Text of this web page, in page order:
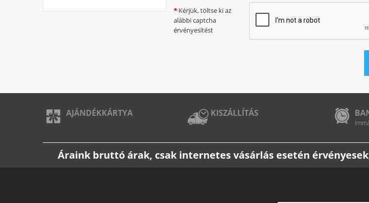
Kérjük, töltse ki az
alábbi captcha
érvényesítést
AJÁNDÉKKÁRTYA KISZÁLLÍTÁS
Áraink bruttó árak, csak internetes vásárlás esetén